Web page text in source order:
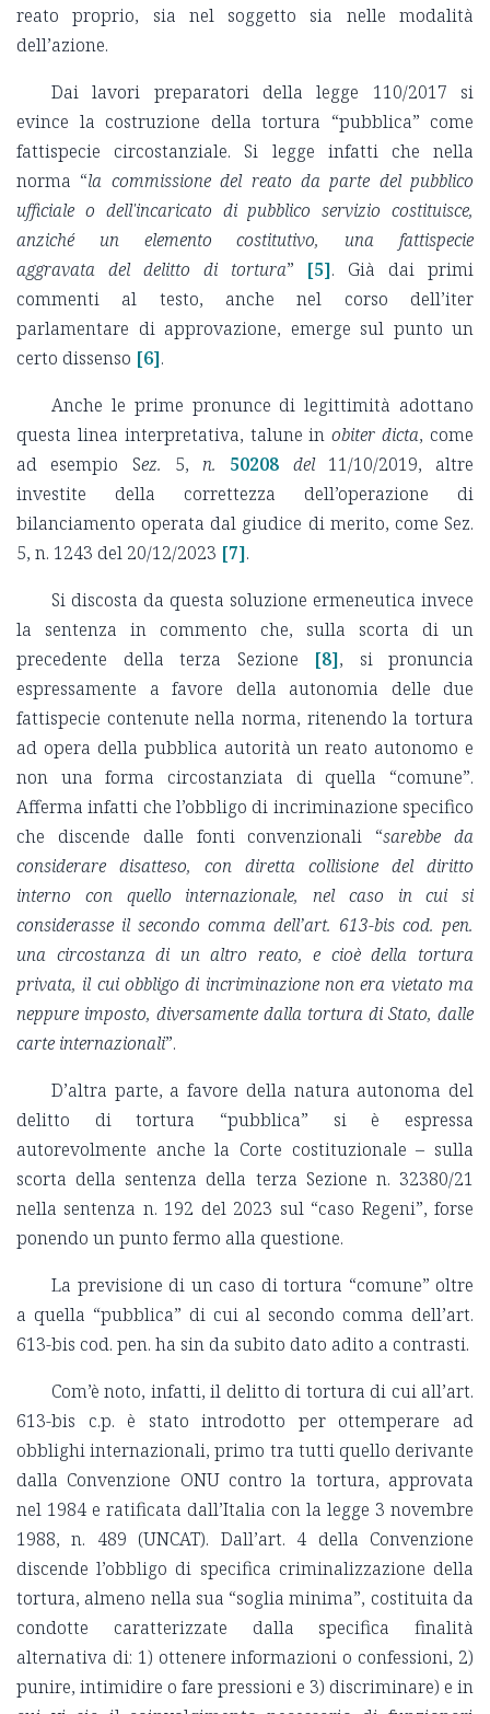
reato proprio, sia nel soggetto sia nelle modalità
dell’azione.
Dai lavori preparatori della legge 110/2017 si
evince la costruzione della tortura “pubblica” come
fattispecie circostanziale. Si legge infatti che nella
norma “la commissione del reato da parte del pubblico
ufficiale o dell'incaricato di pubblico servizio costituisce,
anziché un elemento costitutivo, una fattispecie
aggravata del delitto di tortura” [5]. Già dai primi
commenti al testo, anche nel corso dell’iter
parlamentare di approvazione, emerge sul punto un
certo dissenso [6].
Anche le prime pronunce di legittimità adottano
questa linea interpretativa, talune inobiter dicta, come
ad esempio Sez. 5, n. 50208 del11/10/2019, altre
investite della correttezza dell’operazione di
bilanciamento operata dal giudice di merito, come Sez.
5, n. 1243 del 20/12/2023 [7].
Si discosta da questa soluzione ermeneutica invece
la sentenza in commento che, sulla scorta di un
precedente della terza Sezione
[8], si pronuncia
espressamente a favore della autonomia delle due
fattispecie contenute nella norma, ritenendo la tortura
ad opera della pubblica autorità un reato autonomo e
non una forma circostanziata di quella “comune”.
Afferma infatti che l’obbligo di incriminazione specifico
che discende dalle fonti convenzionali “sarebbe da
considerare disatteso, con diretta collisione del diritto
interno con quello internazionale, nel caso in cui si
considerasse il secondo comma dell’art. 613-bis cod. pen.
una circostanza di un altro reato, e cioè della tortura
privata, il cui obbligo di incriminazione non era vietato ma
neppure imposto, diversamente dalla tortura di Stato, dalle
carte internazionali”.
D’altra parte, a favore della natura autonoma del
delitto di tortura “pubblica” si è espressa
autorevolmente anche la Corte costituzionale – sulla
scorta della sentenza della terza Sezione n. 32380/21
nella sentenza n. 192 del 2023 sul “caso Regeni”, forse
ponendo un punto fermo alla questione.
La previsione di un caso di tortura “comune” oltre
a quella “pubblica” di cui al secondo comma dell’art.
613-bis cod. pen. ha sin da subito dato adito a contrasti.
Com’è noto, infatti, il delitto di tortura di cui all’art.
613-bis c.p. è stato introdotto per ottemperare ad
obblighi internazionali, primo tra tutti quello derivante
dalla Convenzione ONU contro la tortura, approvata
nel 1984 e ratificata dall’Italia con la legge 3 novembre
1988, n. 489 (UNCAT). Dall’art. 4 della Convenzione
discende l’obbligo di specifica criminalizzazione della
tortura, almeno nella sua “soglia minima”, costituita da
condotte caratterizzate dalla specifica finalità
alternativa di: 1) ottenere informazioni o confessioni, 2)
punire, intimidire o fare pressioni e 3) discriminare) e in